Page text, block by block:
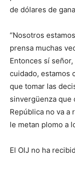
de dólares de
“Nosotros
prensa muchas
Entonces sí
cuidado, estamos
que tomar las
sinvergüenza que
República no va a
le metan plomo a
El OIJ no ha